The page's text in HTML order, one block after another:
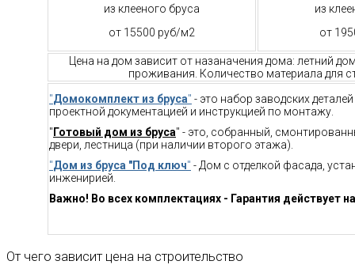
из клееного бруса
от 15500 руб/м2
из
от
Цена на дом зависит от назаначения дома: летний
проживания. Количество материала для
"Домокомплект из бруса" - это набор заводских
проектной документацией и инструкцией по монтажу.
" Готовый дом из бруса" - это, собранный,
двери, лестница (при наличии второго этажа).
"Дом из бруса "Под ключ" - Дом с отделкой фасада,
инженирией.
Важно! Во всех комплектациях - Гарантия действует
От чего зависит цена на строительство